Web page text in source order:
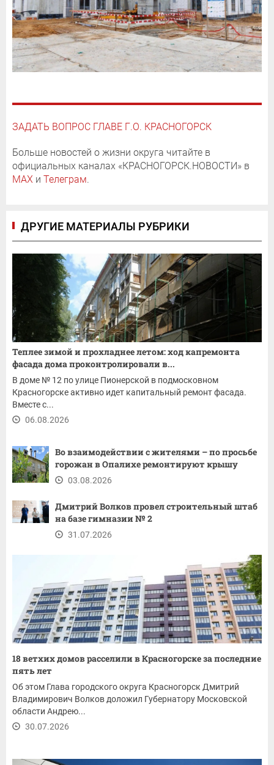
ЗАДАТЬ ВОПРОС ГЛАВЕ Г.О. КРАСНОГОРСК
Больше новостей о жизни округа читайте в
официальных каналах «КРАСНОГОРСК.НОВОСТИ» в
MAX и Телеграм.
ДРУГИЕ МАТЕРИАЛЫ РУБРИКИ
Теплее зимой и прохладнее летом: ход капремонта
фасада дома проконтролировали в...
В доме № 12 по улице Пионерской в подмосковном
Красногорске активно идет капитальный ремонт фасада.
Вместе с...
06.08.2026
Во взаимодействии с жителями – по просьбе
горожан в Опалихе ремонтируют крышу
03.08.2026
Дмитрий Волков провел строительный штаб
на базе гимназии № 2
31.07.2026
18 ветхих домов расселили в Красногорске за последние
пять лет
Об этом Глава городского округа Красногорск Дмитрий
Владимирович Волков доложил Губернатору Московской
области Андрею...
30.07.2026